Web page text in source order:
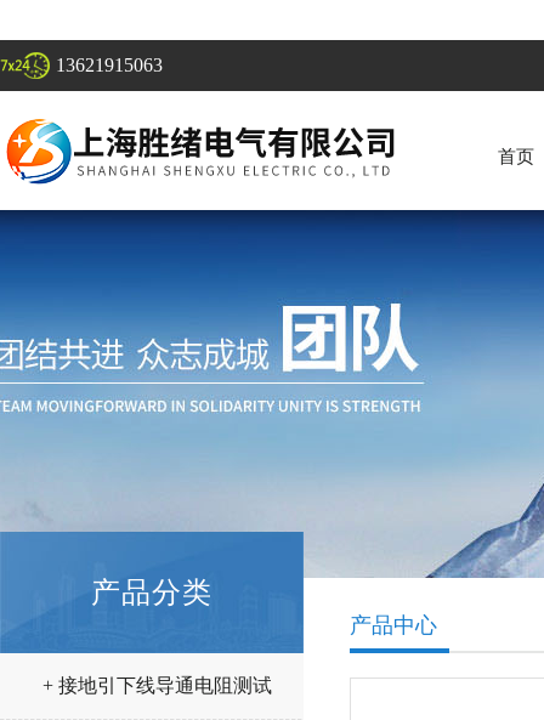
13621915063
首页
产品分类
+ 接地引下线导通电阻测试
产品中心